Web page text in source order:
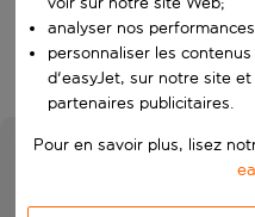
analyser nos
personnaliser les
d'easyJet, sur notre site
partenaires publicitaires.
Pour en savoir plus, lisez